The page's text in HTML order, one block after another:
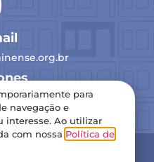
0193
os direitos reservados
para
navegação e
interesse. Ao utilizar
com nossa Política de